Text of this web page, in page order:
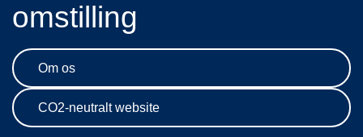
omstilling
Om os
CO2-neutralt website